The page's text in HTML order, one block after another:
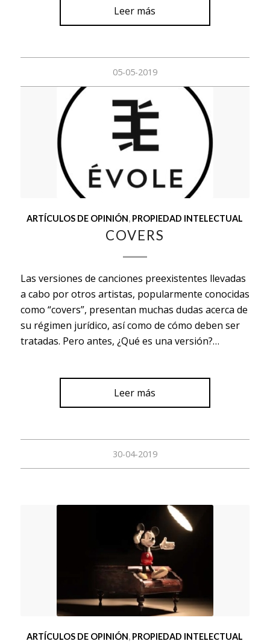
Leer más
05-05-2019
ARTÍCULOS DE OPINIÓN, PROPIEDAD INTELECTUAL
COVERS
Las versiones de canciones preexistentes llevadas
a cabo por otros artistas, popularmente conocidas
como “covers”, presentan muchas dudas acerca de
su régimen jurídico, así como de cómo deben ser
tratadas. Pero antes, ¿Qué es una versión?…
Leer más
30-04-2019
ARTÍCULOS DE OPINIÓN, PROPIEDAD INTELECTUAL